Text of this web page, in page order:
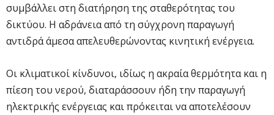
συμβάλλει στη διατήρηση της σταθερότητας του
δικτύου. Η αδράνεια από τη σύγχρονη παραγωγή
αντιδρά άμεσα απελευθερώνοντας κινητική ενέργεια.
Οι κλιματικοί κίνδυνοι, ιδίως η ακραία θερμότητα και η
πίεση του νερού, διαταράσσουν ήδη την παραγωγή
ηλεκτρικής ενέργειας και πρόκειται να αποτελέσουν